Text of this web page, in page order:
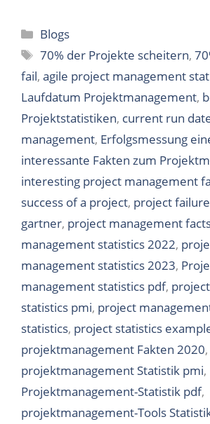
Categories
Blogs
Tags
70% der Projekte scheitern,
fail, agile project management
Laufdatum Projektmanagement,
Projektstatistiken, current run
management, Erfolgsmessung
interessante Fakten zum
interesting project management
success of a project, project
gartner, project management
management statistics 2022,
management statistics 2023,
management statistics pdf,
statistics pmi, project
statistics, project statistics
projektmanagement Fakten 2020,
projektmanagement Statistik pmi,
Projektmanagement-Statistik pdf,
projektmanagement-Tools